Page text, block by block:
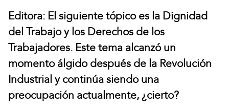
Editora: El siguiente tópico es la Dignidad
del Trabajo y los Derechos de los
Trabajadores. Este tema alcanzó un
momento álgido después de la Revolución
Industrial y continúa siendo una
preocupación actualmente, ¿cierto?